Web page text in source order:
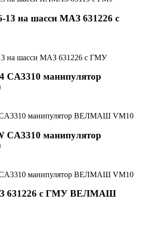
13 на шасси МАЗ 631226 с
CA3310 манипулятор
CA3310 манипулятор
631226 с ГМУ ВЕЛМАШ